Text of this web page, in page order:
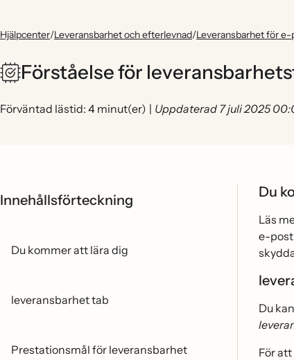
Hjälpcenter/Leveransbarhet och efterlevnad/Leveransbarhet för
Förståelse för
Förväntad lästid: 4 minut(er) | Uppdaterad 7 juli 2025
Innehållsförteckning
Du kommer att lära dig
leveransbarhet tab
Prestationsmål för leveransbarhet
Du
Läs
e-
Du
För